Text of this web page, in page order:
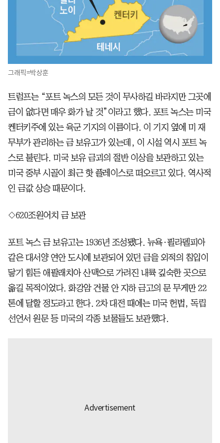
그래픽=박상훈
트럼프는 “포트 녹스의 모든 것이 무사하길 바라지만 그곳에
금이 없다면 매우 화가 날 것”이라고 했다. 포트 녹스는 미국
켄터키주에 있는 육군 기지의 이름이다. 이 기지 옆에 미 재
무부가 관리하는 금 보유고가 있는데, 이 시설 역시 포트 녹
스로 불린다. 미국 보유 금괴의 절반 이상을 보관하고 있는
미국 중부 시골이 최근 핫 플레이스로 떠오르고 있다. 역사적
인 금값 상승 때문이다.
◇620조원어치 금 보관
포트 녹스 금 보유고는 1936년 조성됐다. 뉴욕·필라델피아
같은 대서양 연안 도시에 보관되어 있던 금을 외적의 침입이
닿기 힘든 애팔래치아 산맥으로 가려진 내륙 깊숙한 곳으로
옮길 목적이었다. 화강암 건물 안 지하 금고의 문 무게만 22
톤에 달할 정도라고 한다. 2차 대전 때에는 미국 헌법, 독립
선언서 원문 등 미국의 각종 보물들도 보관했다.